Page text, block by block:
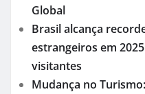
Global
Brasil alcança
estrangeiros em
visitantes
Mudança no